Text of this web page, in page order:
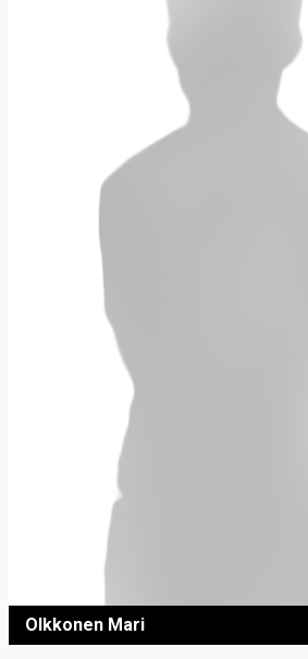
Olkkonen Mari